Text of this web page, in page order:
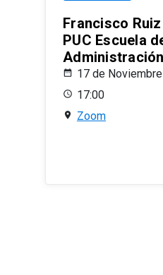
Francisco
PUC Escuela
Administración
17 de
17:00
Zoom